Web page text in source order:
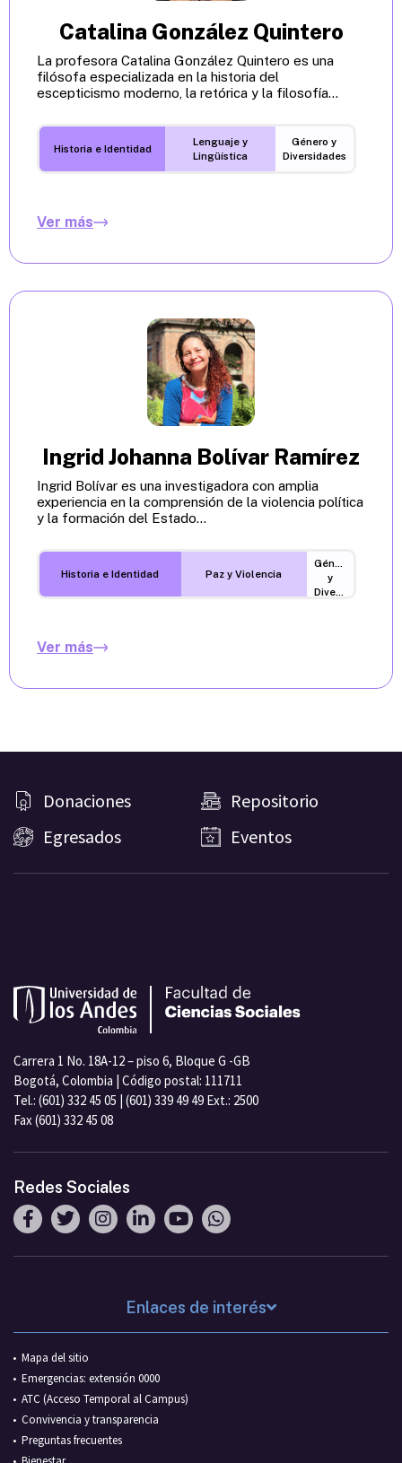
Catalina González Quintero
La profesora Catalina González Quintero es una
filósofa especializada en la historia del
escepticismo moderno, la retórica y la filosofía...
Historia e Identidad
Lenguaje y
Lingüística
Género y
Diversidades
Ver más
Ingrid Johanna Bolívar Ramírez
Ingrid Bolívar es una investigadora con amplia
experiencia en la comprensión de la violencia política
y la formación del Estado...
Historia e Identidad Paz y Violencia
Género
y
Diversidades
Ver más
Donaciones
Repositorio
Egresados
Eventos
Carrera 1 No. 18A-12 – piso 6, Bloque G -GB
Bogotá, Colombia | Código postal: 111711
Tel.: (601) 332 45 05 | (601) 339 49 49 Ext.: 2500
Fax (601) 332 45 08
Redes Sociales
Enlaces de interés
Mapa del sitio
Emergencias: extensión 0000
ATC (Acceso Temporal al Campus)
Convivencia y transparencia
Preguntas frecuentes